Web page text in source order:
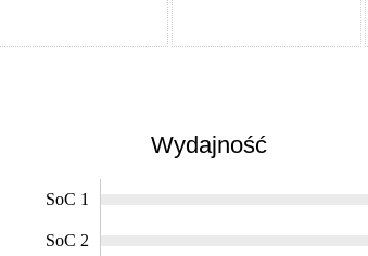
Wydajność
SoC 1
SoC 2